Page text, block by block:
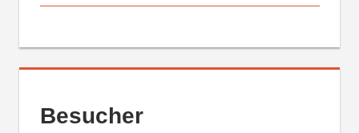
Besucher